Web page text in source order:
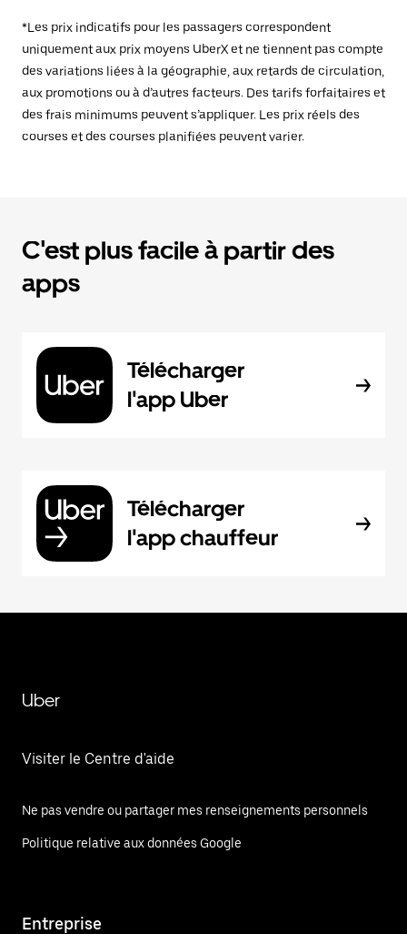
*Les prix indicatifs pour les passagers correspondent
uniquement aux prix moyens UberX et ne tiennent pas compte
des variations liées à la géographie, aux retards de circulation,
aux promotions ou à d’autres facteurs. Des tarifs forfaitaires et
des frais minimums peuvent s’appliquer. Les prix réels des
courses et des courses planifiées peuvent varier.
C'est plus facile à partir des
apps
Télécharger
l'app Uber
Télécharger
l'app chauffeur
Uber
Visiter le Centre d'aide
Ne pas vendre ou partager mes renseignements personnels
Politique relative aux données Google
Entreprise